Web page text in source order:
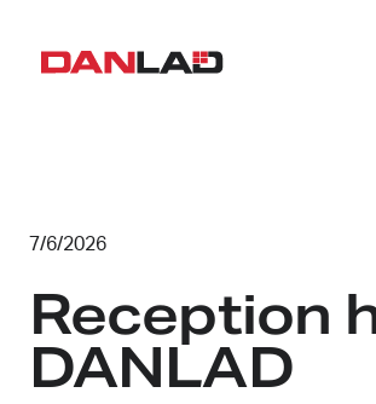
7/6/2026
Reception
DANLAD